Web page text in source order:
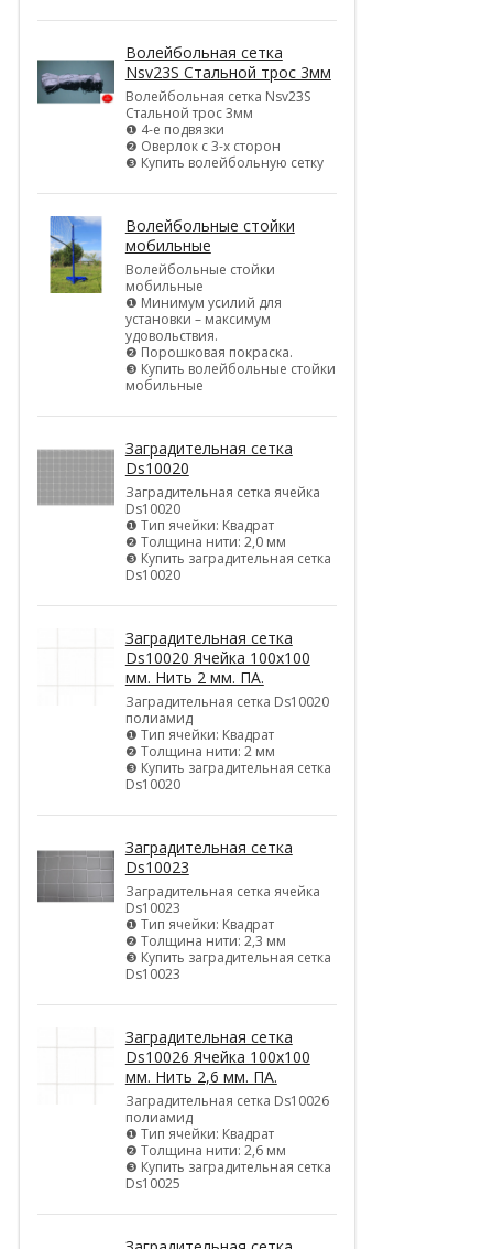
Волейбольная сетка
Nsv23S Стальной трос 3мм
Волейбольная сетка Nsv23S
Стальной трос 3мм
❶ 4-е подвязки
❷ Оверлок с 3-х сторон
❸ Купить волейбольную сетку
Волейбольные стойки
мобильные
Волейбольные стойки
мобильные
❶ Минимум усилий для
установки – максимум
удовольствия.
❷ Порошковая покраска.
❸ Купить волейбольные стойки
мобильные
Заградительная сетка
Ds10020
Заградительная сетка ячейка
Ds10020
❶ Тип ячейки: Квадрат
❷ Толщина нити: 2,0 мм
❸ Купить заградительная сетка
Ds10020
Заградительная сетка
Ds10020 Ячейка 100х100
мм. Нить 2 мм. ПА.
Заградительная сетка Ds10020
полиамид
❶ Тип ячейки: Квадрат
❷ Толщина нити: 2 мм
❸ Купить заградительная сетка
Ds10020
Заградительная сетка
Ds10023
Заградительная сетка ячейка
Ds10023
❶ Тип ячейки: Квадрат
❷ Толщина нити: 2,3 мм
❸ Купить заградительная сетка
Ds10023
Заградительная сетка
Ds10026 Ячейка 100х100
мм. Нить 2,6 мм. ПА.
Заградительная сетка Ds10026
полиамид
❶ Тип ячейки: Квадрат
❷ Толщина нити: 2,6 мм
❸ Купить заградительная сетка
Ds10025